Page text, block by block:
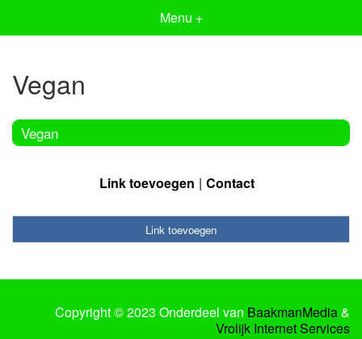
Menu +
Vegan
Vegan
Link toevoegen Contact
Link toevoegen
Copyright © 2023 Onderdeel van BaakmanMedia&
Vrolijk Internet Services